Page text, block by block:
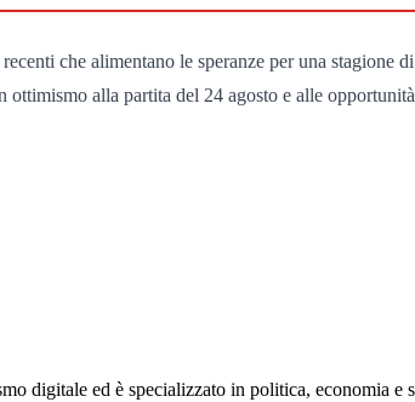
che alimentano le speranze per una stagione
alla partita del 24 agosto e alle
digitale ed è specializzato in politica, economia